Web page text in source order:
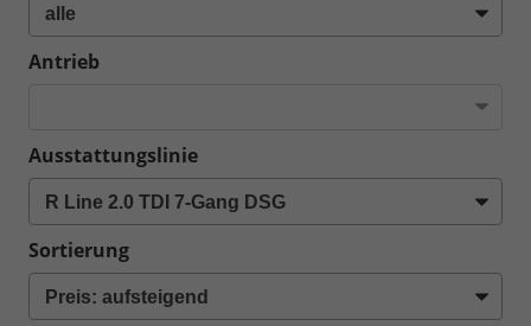
Antrieb
Ausstattungslinie
Sortierung